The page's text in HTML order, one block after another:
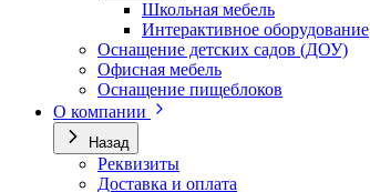
Школьная мебель
Интерактивное оборудование
Оснащение детских садов (ДОУ)
Офисная мебель
Оснащение пищеблоков
О компании
Назад
Реквизиты
Доставка и оплата